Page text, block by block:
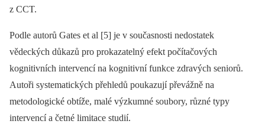
z CCT.
Podle autorů Gates et al [5] je v současnosti nedostatek
vědeckých důkazů pro prokazatelný efekt počítačových
kognitivních intervencí na kognitivní funkce zdravých seniorů.
Autoři systematických přehledů poukazují převážně na
metodologické obtíže, malé výzkumné soubory, různé typy
intervencí a četné limitace studií.